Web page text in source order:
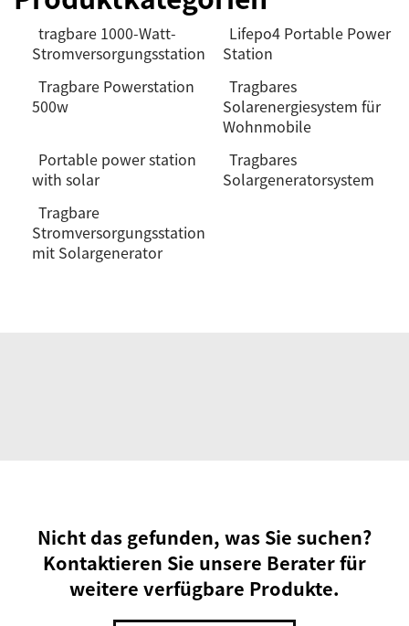
tragbare 1000-Watt-
Stromversorgungsstation
Lifepo4 Portable Power
Station
Tragbare Powerstation
500w
Tragbares
Solarenergiesystem für
Wohnmobile
Portable power station
with solar
Tragbares
Solargeneratorsystem
Tragbare
Stromversorgungsstation
mit Solargenerator
Nicht das gefunden, was Sie suchen?
Kontaktieren Sie unsere Berater für
weitere verfügbare Produkte.